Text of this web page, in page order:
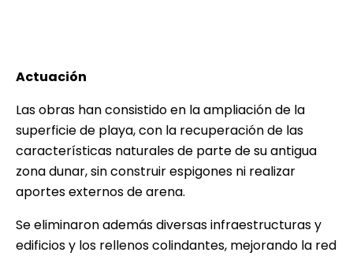
Actuación
Las obras han consistido en la ampliación de la
superficie de playa, con la recuperación de las
características naturales de parte de su antigua
zona dunar, sin construir espigones ni realizar
aportes externos de arena.
Se eliminaron además diversas infraestructuras y
edificios y los rellenos colindantes, mejorando la red